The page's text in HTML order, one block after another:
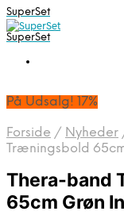
SuperSet
SuperSet
På Udsalg! 17%
Forside / Nyheder
Træningsbold
Thera-band
65cm Grøn